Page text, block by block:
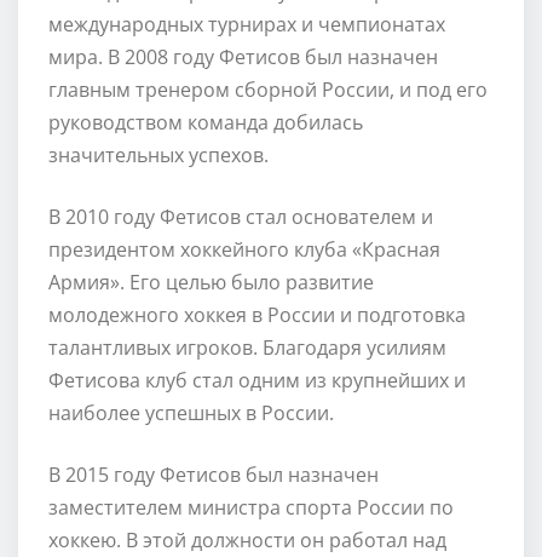
международных турнирах и чемпионатах
мира. В 2008 году Фетисов был назначен
главным тренером сборной России, и под его
руководством команда добилась
значительных успехов.
В 2010 году Фетисов стал основателем и
президентом хоккейного клуба «Красная
Армия». Его целью было развитие
молодежного хоккея в России и подготовка
талантливых игроков. Благодаря усилиям
Фетисова клуб стал одним из крупнейших и
наиболее успешных в России.
В 2015 году Фетисов был назначен
заместителем министра спорта России по
хоккею. В этой должности он работал над